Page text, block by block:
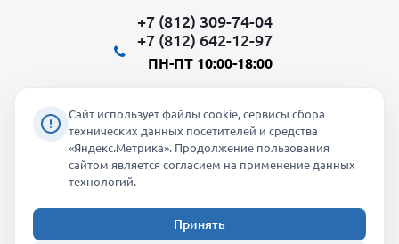
+7 (812) 309-74-04
+7 (812) 642-12-97
ПН-ПТ 10:00-18:00
Мы в социальных сетях:
2026 © "Молти" - оптовый магазин
Сайт использует файлы cookie, сервисы сбора
технических данных посетителей и средства
«Яндекс.Метрика». Продолжение пользования
сайтом является согласием на применение данных
технологий.
Принять